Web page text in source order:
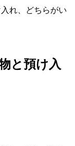
れ、どちらがい
と預け入